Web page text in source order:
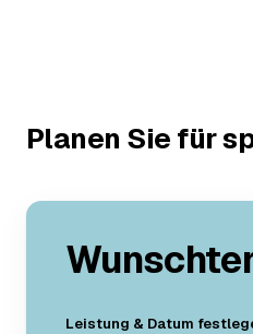
Planen Sie für
Leistung & Datum